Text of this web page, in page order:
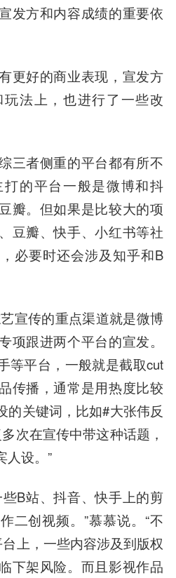
发方和内容成绩的重要依
更好的商业表现，宣发方
法上，也进行了一些改
三者侧重的平台都有所不
的平台一般是微博和抖
瓣。但如果是比较大的项
豆瓣、快手、小红书等社
必要时还会涉及知乎和B
宣传的重点渠道就是微博
项跟进两个平台的宣发。
等平台，一般就是截取cut
传播，通常是用热度比较
的关键词，比如#大张伟反
次在宣传中带这种话题，
人设。”
B站、抖音、快手上的剪
二创视频。”慕慕说。“不
上，一些内容涉及到版权
下架风险。而且影视作品